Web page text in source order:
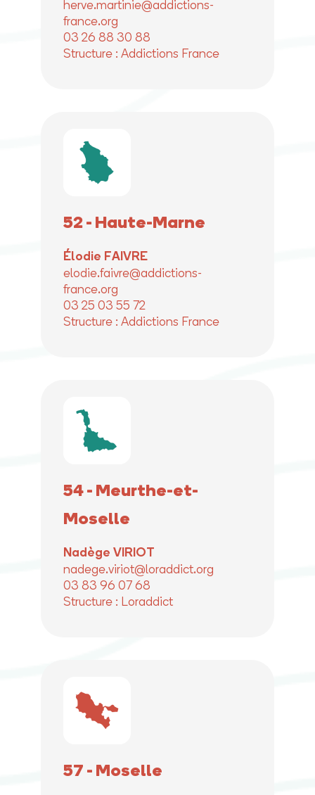
herve.martinie@addictions-
france.org
03 26 88 30 88
Structure : Addictions France
52 - Haute-Marne
Élodie FAIVRE
elodie.faivre@addictions-
france.org
03 25 03 55 72
Structure : Addictions France
54 - Meurthe-et-
Moselle
Nadège VIRIOT
nadege.viriot@loraddict.org
03 83 96 07 68
Structure : Loraddict
57 - Moselle